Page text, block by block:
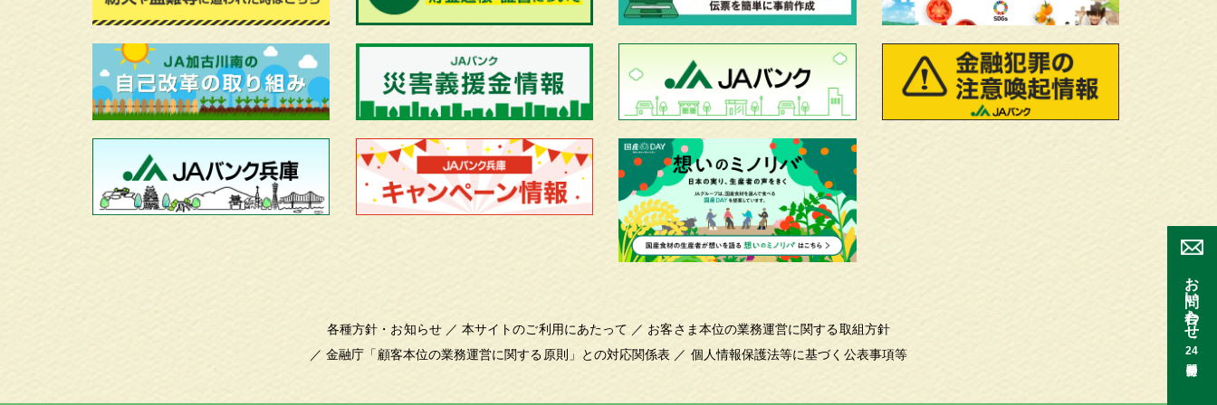
お問い合わせ
24
各種方針・お知らせ ／本サイトのご利用にあたって ／ お客さま本位の業務運営に関する取組方針
／金融庁「顧客本位の業務運営に関する原則」との対応関係表 ／ 個人情報保護法等に基づく公表事項等